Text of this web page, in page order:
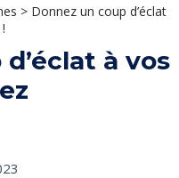
> Donnez un coup d’éclat
à vos